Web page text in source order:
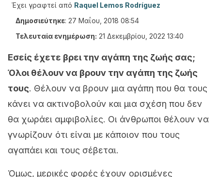
Έχει γραφτεί από Raquel Lemos Rodríguez
Δημοσιεύτηκε: 27 Μαΐου, 2018 08:54
Τελευταία ενημέρωση: 21 Δεκεμβρίου, 2022 13:40
Εσείς έχετε βρει την αγάπη της ζωής σας;
Όλοι θέλουν να βρουν την αγάπη της ζωής
τους. Θέλουν να βρουν μια αγάπη που θα τους
κάνει να ακτινοβολούν και μια σχέση που δεν
θα χωράει αμφιβολίες. Οι άνθρωποι θέλουν να
γνωρίζουν ότι είναι με κάποιον που τους
αγαπάει και τους σέβεται.
Όμως, μερικές φορές έχουν ορισμένες